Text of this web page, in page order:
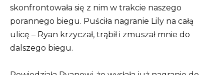
skonfrontowała się z nim w trakcie naszego
porannego biegu. Puściła nagranie Lily na całą
ulicę – Ryan krzyczał, trąbił i zmuszał mnie do
dalszego biegu.